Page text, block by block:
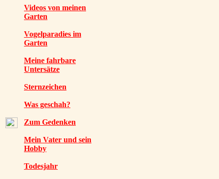
Videos von meinen
Garten
Vogelparadies im
Garten
Meine fahrbare
Untersätze
Sternzeichen
Was geschah?
Zum Gedenken
Mein Vater und sein
Hobby
Todesjahr